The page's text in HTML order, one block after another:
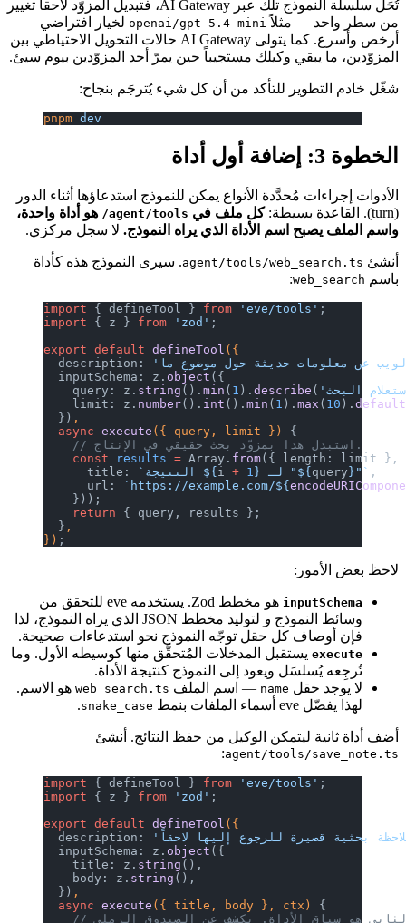
تُحَل سلسلة النموذج تلك عبر AI Gateway، فتبديل المزوّد لاحقاً تغيير
من سطر واحد — مثلاًopenai/gpt-5.4-miniلخيار افتراضي
أرخص وأسرع. كما يتولى AI Gateway حالات التحويل الاحتياطي بين
المزوّدين، ما يبقي وكيلك مستجيباً حين يمرّ أحد المزوّدين بيوم سيئ.
شغّل خادم التطوير للتأكد من أن كل شيء يُترجَم بنجاح:
pnpm dev
الخطوة 3: إضافة أول أداة
الأدوات إجراءات مُحدَّدة الأنواع يمكن للنموذج استدعاؤها أثناء الدور
كل ملف في agent/tools/ هو أداة واحدة،
واسم الملف يصبح اسم الأداة الذي يراه النموذج.لا سجل مركزي.
أنشئagent/tools/web_search.ts. سيرى النموذج هذه كأداة
باسمweb_search
:
import { defineTool } from 'eve/tools'
import { z } from 'zod'
export default defineTool ({
  description:
  inputSchema: z.
object ({
    query: z.
string ().min ( 1 ).describe (
    limit: z.
number (). int ().min ( 1 ).max ( 10 ).
  })
  async
execute ({ query, limit })
    const
results = Array. from ({ length: limit
      title:
`النتيجة ${ + 1 } لـ "${query }"`
      url:
`https://example.com/${
    }));
    return
{ query, results };
  }
})
لاحظ بعض الأمور:
inputSchema
هو مخطط Zod. يستخدمه eve للتحقق من
وسائط النموذجو
لتوليد مخطط JSON الذي يراه النموذج، لذا
فإن أوصاف كل حقل توجّه النموذج نحو استدعاءات صحيحة.
executeيستقبل المدخلات المُتحقَّق منها كوسيطه الأول. وما
تُرجِعه يُسلسَل ويعود إلى النموذج كنتيجة الأداة.
لا يوجد حقل name— اسم الملف web_search.tsهو الاسم.
لهذا يفضّل eve أسماء الملفات بنمط
snake_case
.
أضف أداة ثانية ليتمكن الوكيل من حفظ النتائج. أنشئ
agent/tools/save_note.ts
:
import { defineTool } from 'eve/tools'
import { z } from 'zod'
export default defineTool ({
  description:
  inputSchema: z.
object ({
    title: z.
string (),
    body: z.
string (),
  })
  async
execute ({ title, body }, ctx)